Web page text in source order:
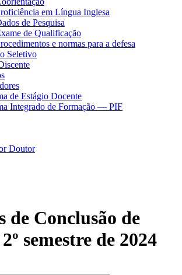
em Língua Inglesa
de Pesquisa
de Qualificação
e normas para a defesa
Seletivo
de Estágio Docente
Integrado de Formação — PIF
Doutor
de Conclusão de
semestre de 2024